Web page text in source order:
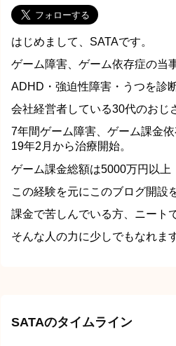
はじめまして、SATAです。
ゲーム障害、ゲーム依存症の当
ADHD・強迫性障害・うつを診
会社経営者している30代のおじ
7年間ゲーム障害、ゲーム課金
19年2月から治療開始。
ゲーム課金総額は5000万円以上
この経験を元にこのブログ開設
課金で苦しんでいる方、ニート
そんな人の力に少しでもなれま
SATAのタイムライン